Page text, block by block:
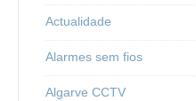
Actualidade
Alarmes sem fios
Algarve CCTV